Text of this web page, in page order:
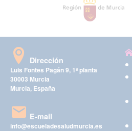
Dirección
Luis Fontes Pagán 9, 1ª planta
30003 Murcia
Murcia, España
E-mail
info@escueladesaludmurcia.es